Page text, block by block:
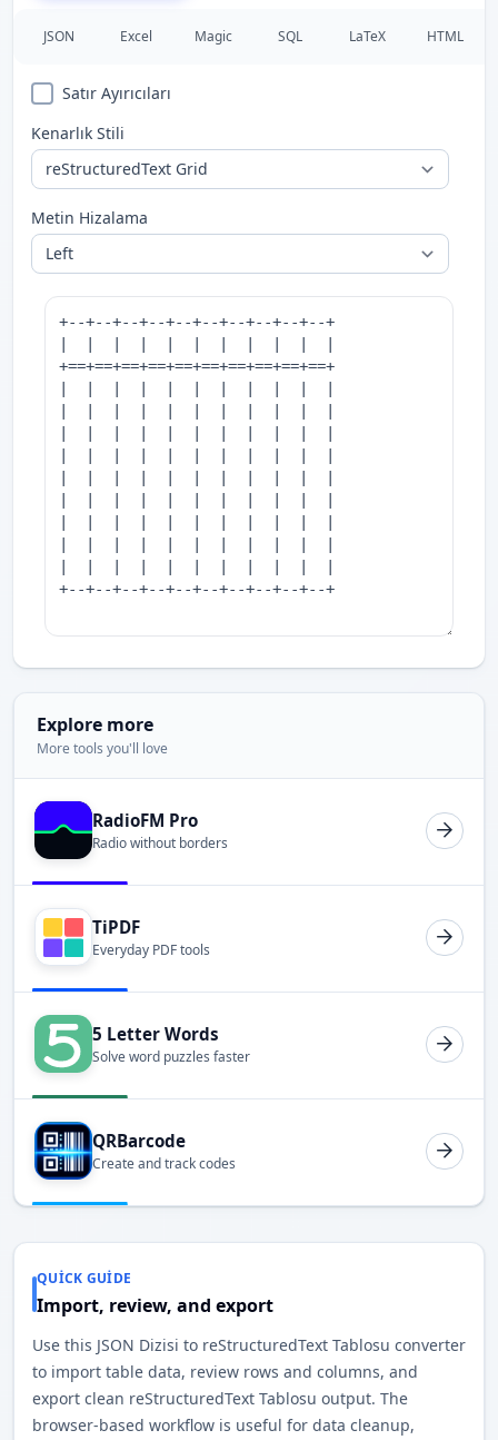
JSON Excel Magic SQL LaTeX HTML
Satır Ayırıcıları
Kenarlık Stili
Metin Hizalama
Explore more
More tools you'll love
RadioFM Pro
Radio without borders
TiPDF
Everyday PDF tools
5 Letter Words
Solve word puzzles faster
QRBarcode
Create and track codes
QUICK GUIDE
Import, review, and export
Use this JSON Dizisi to reStructuredText Tablosu converter
to import table data, review rows and columns, and
export clean reStructuredText Tablosu output. The
browser-based workflow is useful for data cleanup,